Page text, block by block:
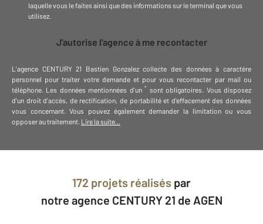
laquelle vous le faites ainsi que des informations sur le terminal que vous
utilisez.
J'autorise l'agence à me recontacter
L'agence CENTURY 21 Bastien Gonzalez collecte des données à caractère
personnel pour traiter votre demande et pour vous recontacter par mail ou
téléphone. Les données mentionnées d'un * sont obligatoires. Vous disposez
d'un droit d'accès, de rectification, de portabilité et d'effacement des données
vous concernant. Vous pouvez également demander la limitation ou vous
opposer au traitement. Lire la suite...
172 projets réalisés par
notre agence CENTURY 21 de AGEN